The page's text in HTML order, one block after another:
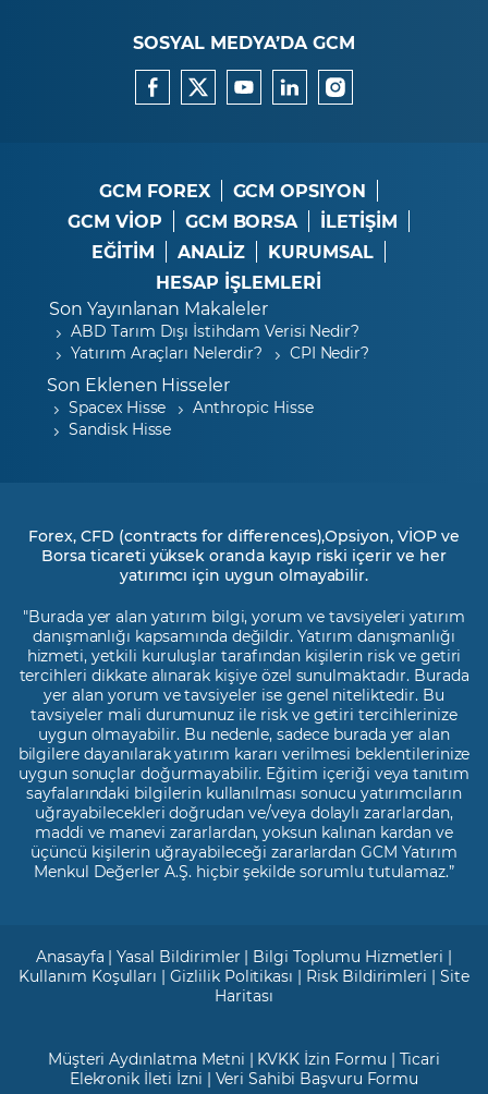
SOSYAL MEDYA’DA GCM
GCM FOREX
GCM OPSIYON
GCM VİOP
GCM BORSA
İLETİŞİM
EĞİTİM
ANALİZ
KURUMSAL
HESAP İŞLEMLERİ
Son Yayınlanan Makaleler
ABD Tarım Dışı İstihdam Verisi Nedir?
Yatırım Araçları Nelerdir?
CPI Nedir?
Son Eklenen Hisseler
Spacex Hisse
Anthropic Hisse
Sandisk Hisse
Forex, CFD (contracts for differences),Opsiyon, VİOP ve
Borsa ticareti yüksek oranda kayıp riski içerir ve her
yatırımcı için uygun olmayabilir.
"Burada yer alan yatırım bilgi, yorum ve tavsiyeleri yatırım
danışmanlığı kapsamında değildir. Yatırım danışmanlığı
hizmeti, yetkili kuruluşlar tarafından kişilerin risk ve getiri
tercihleri dikkate alınarak kişiye özel sunulmaktadır. Burada
yer alan yorum ve tavsiyeler ise genel niteliktedir. Bu
tavsiyeler mali durumunuz ile risk ve getiri tercihlerinize
uygun olmayabilir. Bu nedenle, sadece burada yer alan
bilgilere dayanılarak yatırım kararı verilmesi beklentilerinize
uygun sonuçlar doğurmayabilir. Eğitim içeriği veya tanıtım
sayfalarındaki bilgilerin kullanılması sonucu yatırımcıların
uğrayabilecekleri doğrudan ve/veya dolaylı zararlardan,
maddi ve manevi zararlardan, yoksun kalınan kardan ve
üçüncü kişilerin uğrayabileceği zararlardan GCM Yatırım
Menkul Değerler A.Ş. hiçbir şekilde sorumlu tutulamaz.”
Anasayfa |Yasal Bildirimler | Bilgi Toplumu Hizmetleri |
Kullanım Koşulları |Gizlilik Politikası | Risk Bildirimleri |Site
Haritası
Müşteri Aydınlatma Metni | KVKK İzin Formu | Ticari
Elekronik İleti İzni | Veri Sahibi Başvuru Formu